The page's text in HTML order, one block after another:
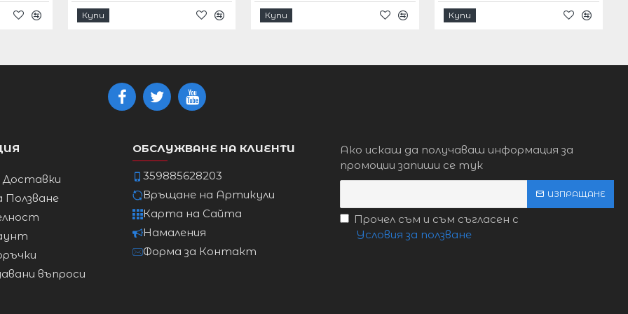
Купи Купи Купи
Доставки
Ползване
въпроси
ОБСЛУЖВАНЕ НА КЛИЕНТИ
359885628203
Връщане на Артикули
Карта на Сайта
Намаления
Форма за Контакт
Ако искаш да получаваш информация за
промоции запиши се тук
ИЗПРАЩАНЕ
Прочел съм и съм съгласен с
Условия за ползване